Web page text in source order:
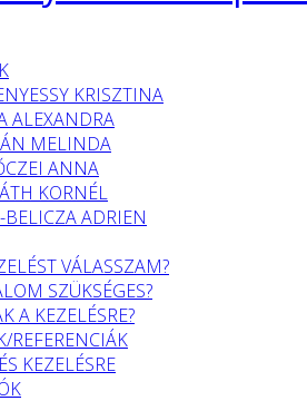
KRISZTINA
ALEXANDRA
MELINDA
ANNA
KORNÉL
BELICZA ADRIEN
VÁLASSZAM?
SZÜKSÉGES?
A KEZELÉSRE?
REFERENCIÁK
KEZELÉSRE